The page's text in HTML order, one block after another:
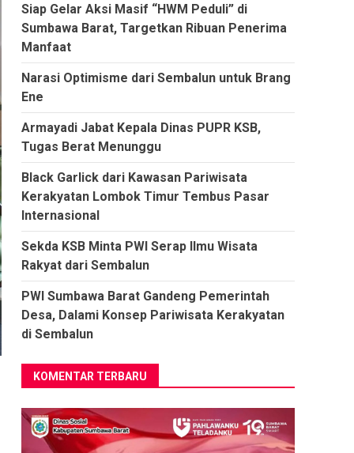
Siap Gelar Aksi Masif “HWM Peduli” di
Sumbawa Barat, Targetkan Ribuan Penerima
Manfaat
Narasi Optimisme dari Sembalun untuk Brang
Ene
Armayadi Jabat Kepala Dinas PUPR KSB,
Tugas Berat Menunggu
Black Garlick dari Kawasan Pariwisata
Kerakyatan Lombok Timur Tembus Pasar
Internasional
Sekda KSB Minta PWI Serap Ilmu Wisata
Rakyat dari Sembalun
PWI Sumbawa Barat Gandeng Pemerintah
Desa, Dalami Konsep Pariwisata Kerakyatan
di Sembalun
KOMENTAR TERBARU